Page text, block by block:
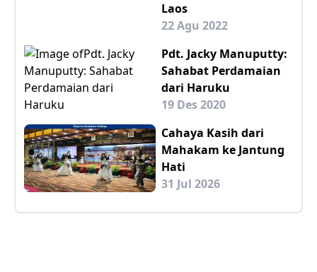
Laos
22 Agu 2022
Pdt. Jacky Manuputty:
Sahabat Perdamaian
dari Haruku
19 Des 2020
Cahaya Kasih dari
Mahakam ke Jantung
Hati
31 Jul 2026